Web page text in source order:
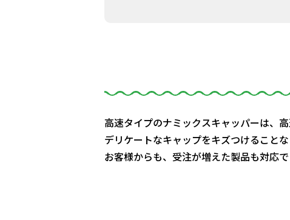
高速タイプのナミックスキャッパーは、
デリケートなキャップをキズつけること
お客様からも、受注が増えた製品も対応